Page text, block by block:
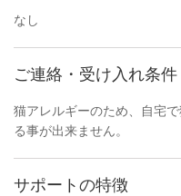
なし
ご連絡・受け入れ条件
猫アレルギーのため、自宅
る事が出来ません。
サポートの特徴